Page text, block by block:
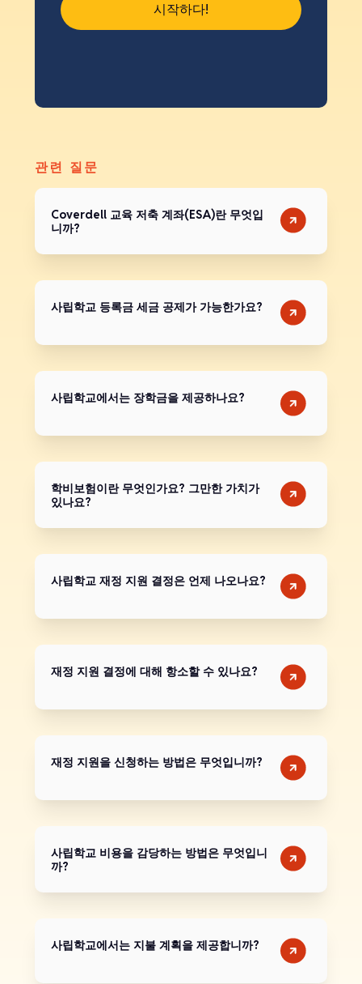
시작하다!
관련 질문
Coverdell 교육 저축 계좌(ESA)란 무엇입
니까?
사립학교 등록금 세금 공제가 가능한가요?
사립학교에서는 장학금을 제공하나요?
학비보험이란 무엇인가요? 그만한 가치가
있나요?
사립학교 재정 지원 결정은 언제 나오나요?
재정 지원 결정에 대해 항소할 수 있나요?
재정 지원을 신청하는 방법은 무엇입니까?
사립학교 비용을 감당하는 방법은 무엇입니
까?
사립학교에서는 지불 계획을 제공합니까?